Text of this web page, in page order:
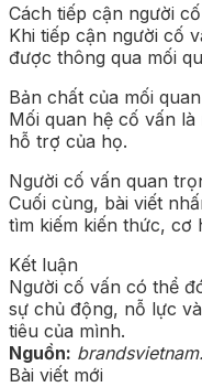
Cách tiếp cận người
Khi tiếp cận người cố
được thông qua mối
Bản chất của mối
Mối quan hệ cố vấn
hỗ trợ của họ.
Người cố vấn quan
Cuối cùng, bài viết
tìm kiếm kiến thức, cơ
Kết luận
Người cố vấn có thể
sự chủ động, nỗ lực
tiêu của mình.
Nguồn:
Bài viết mới